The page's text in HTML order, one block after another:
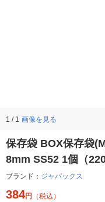
1 / 1 画像を見る
保存袋 BOX保存袋
8mm SS52 1個（
ブランド： ジャパックス
384円 （税込）